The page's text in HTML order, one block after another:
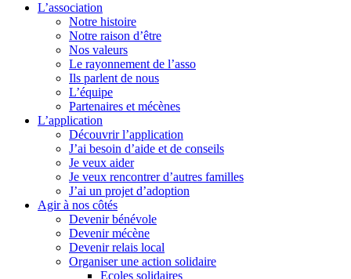
L’association
Notre histoire
Notre raison d’être
Nos valeurs
Le rayonnement de l’asso
Ils parlent de nous
L’équipe
Partenaires et mécènes
L’application
Découvrir l’application
J’ai besoin d’aide et de conseils
Je veux aider
Je veux rencontrer d’autres familles
J’ai un projet d’adoption
Agir à nos côtés
Devenir bénévole
Devenir mécène
Devenir relais local
Organiser une action solidaire
Ecoles solidaires